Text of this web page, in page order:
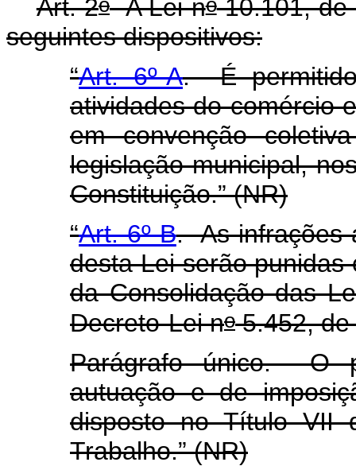
Art. 2 A Lei n 10.101, de
seguintes dispositivos:
“Art. 6º-A.É
atividades do comércio
em convenção
legislação municipal,
Constituição.” (NR)
“Art. 6º-B. As infrações
desta Lei serão
da Consolidação das
Decreto-Lei no5.452, de
Parágrafo único. O
autuação e de
disposto no Título VII
Trabalho.” (NR)